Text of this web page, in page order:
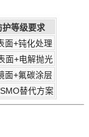
护等级要求
面+钝化处理
面+电解抛光
面+氟碳涂层
替代方案